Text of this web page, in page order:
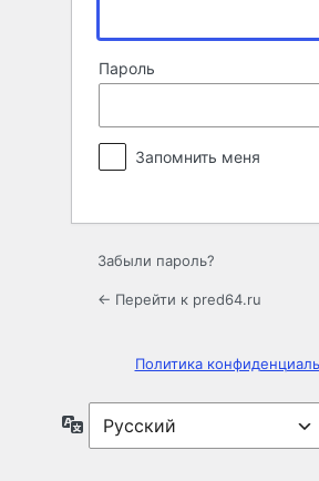
Пароль
Запомнить меня
Забыли пароль?
← Перейти к pred64.ru
Политика
Язык